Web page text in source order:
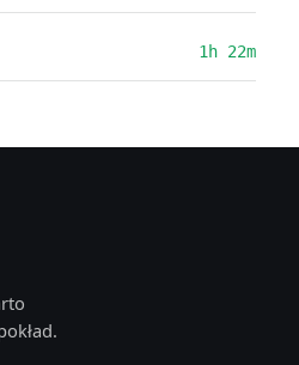
1h 22m